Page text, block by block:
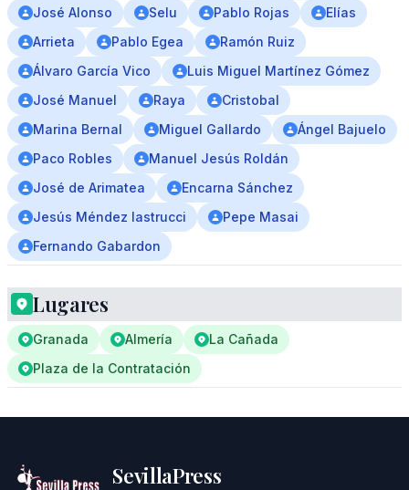
José Alonso
Selu Pablo Rojas
Elías
Arrieta
Pablo Egea
Ramón Ruiz
Álvaro García Vico
Luis Miguel Martínez Gómez
José Manuel
Raya
Cristobal
Marina Bernal
Miguel Gallardo
Ángel Bajuelo
Paco Robles
Manuel Jesús Roldán
José de Arimatea
Encarna Sánchez
Jesús Méndez lastrucci
Pepe Masai
Fernando Gabardon
Lugares
Granada Almería
La Cañada
Plaza de la Contratación
SevillaPress